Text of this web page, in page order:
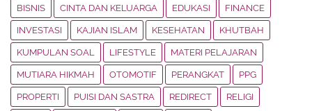
BISNIS CINTA DAN KELUARGA EDUKASI FINANCE
INVESTASI KAJIAN ISLAM KESEHATAN KHUTBAH
KUMPULAN SOAL LIFESTYLE MATERI PELAJARAN
MUTIARA HIKMAH OTOMOTIF PERANGKAT PPG
PROPERTI PUISI DAN SASTRA REDIRECT RELIGI